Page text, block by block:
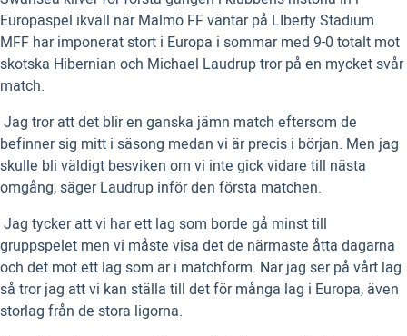
Europaspel ikväll när Malmö FF väntar på LIberty Stadium.
MFF har imponerat stort i Europa i sommar med 9-0 totalt mot
skotska Hibernian och Michael Laudrup tror på en mycket svår
match.
 Jag tror att det blir en ganska jämn match eftersom de
befinner sig mitt i säsong medan vi är precis i början. Men jag
skulle bli väldigt besviken om vi inte gick vidare till nästa
omgång, säger Laudrup inför den första matchen.
 Jag tycker att vi har ett lag som borde gå minst till
gruppspelet men vi måste visa det de närmaste åtta dagarna
och det mot ett lag som är i matchform. När jag ser på vårt lag
så tror jag att vi kan ställa till det för många lag i Europa, även
storlag från de stora ligorna.